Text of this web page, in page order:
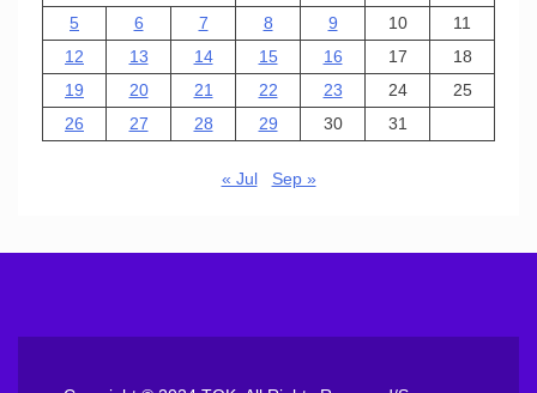
5
6 7 8 9 10
11
12
13 14 15 16 17
18
19
20 21 22 23 24
25
26
27 28 29 30 31
« Jul Sep »